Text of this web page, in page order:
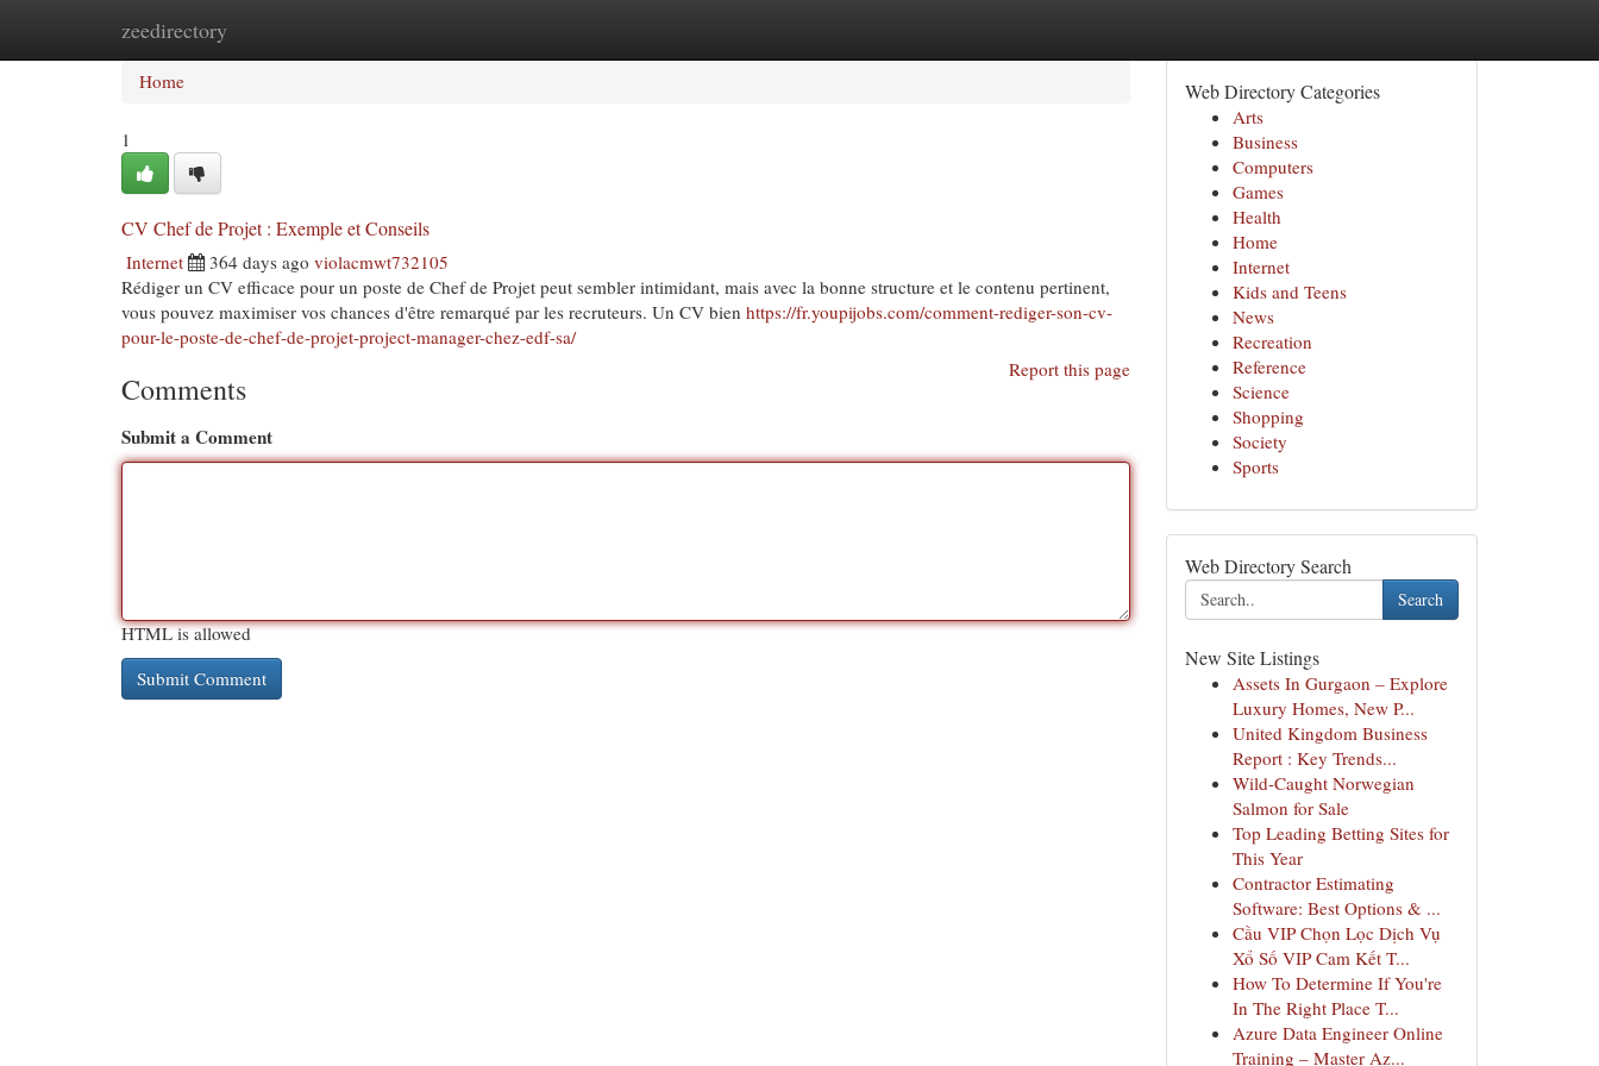
zeedirectory
Home
Home
1
CV Chef de Projet : Exemple et Conseils
Internet 364 days ago violacmwt732105
Rédiger un CV efficace pour un poste de Chef de Projet peut sembler intimidant, mais avec la bonne structure et le contenu pertinent,
vous pouvez maximiser vos chances d'être remarqué par les recruteurs. Un CV bien https://fr.youpijobs.com/comment-rediger-son-cv-
pour-le-poste-de-chef-de-projet-project-manager-chez-edf-sa/
Report this page
Comments
Submit a Comment
HTML is allowed
Web Directory Categories
Arts
Business
Computers
Games
Health
Home
Internet
Kids and Teens
News
Recreation
Reference
Science
Shopping
Society
Sports
Web Directory Search
Search
New Site Listings
Assets In Gurgaon – Explore
Luxury Homes, New P...
United Kingdom Business
Report : Key Trends...
Wild-Caught Norwegian
Salmon for Sale
Top Leading Betting Sites for
This Year
Contractor Estimating
Software: Best Options & ...
Cầu VIP Chọn Lọc Dịch Vụ
Xổ Số VIP Cam Kết T...
How To Determine If You're
In The Right Place T...
Azure Data Engineer Online
Training – Master Az...